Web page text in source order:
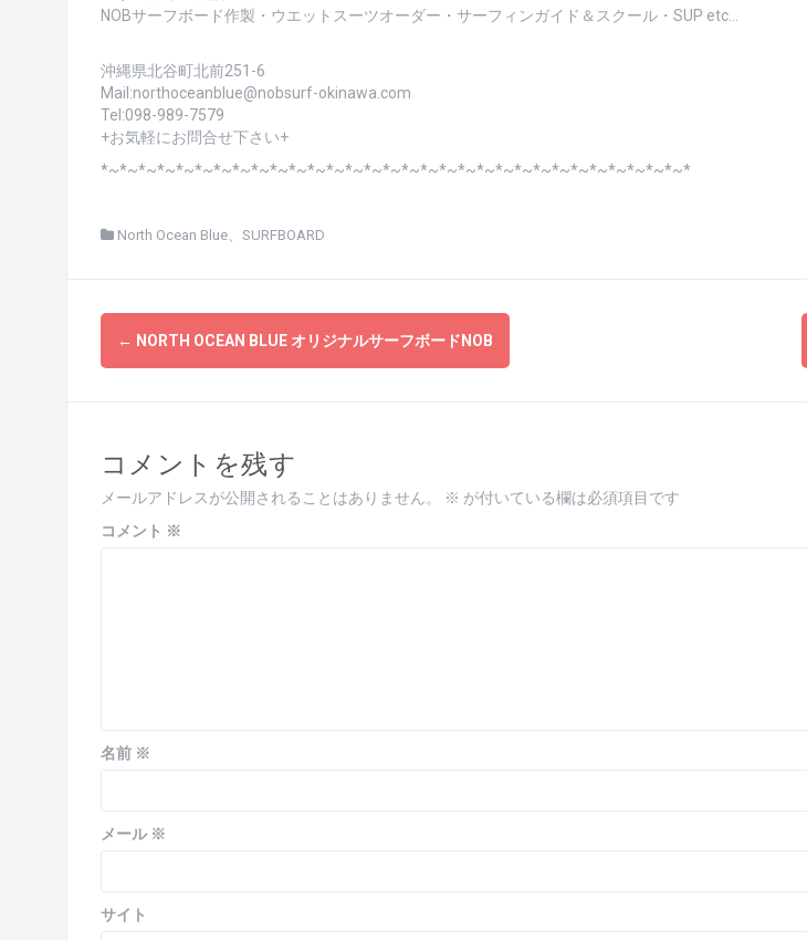
NOBサーフボード作製・ウエットスーツオーダー・サーフィンガイド＆スクール・SUP etc…
沖縄県北谷町北前251-6
Mail:northoceanblue@nobsurf-okinawa.com
Tel:098-989-7579
+お気軽にお問合せ下さい+
*~*~*~*~*~*~*~*~*~*~*~*~*~*~*~*~*~*~*~*~*~*~*~*~*~*~*~*~*~*~*~*
North Ocean Blue、 SURFBOARD
投
稿
ビ
ゲ
ー
← NORTH OCEAN BLUE オリジナルサーフボードNOB
コメントを残す
メールアドレスが公開されることはありません。 ※ が付いている欄は必須項目です
コメント ※
名前 ※
メール ※
サイト